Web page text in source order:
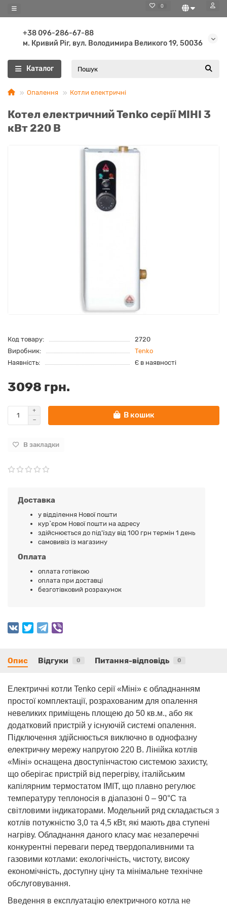
0
+38 096-286-67-88
м. Кривий Ріг, вул. Володимира Великого 19, 50036
Каталог
Опалення Котли електричні
Котел електричний Tenko серії МІНІ 3
кВт 220 В
Код товару:
2720
Виробник:
Tenko
Наявність:
Є в наявності
3098 грн.
В кошик
В закладки
Доставка
у відділення Нової пошти
кур`єром Нової пошти на адресу
здійснюється до під'їзду від 100 грн термін 1 день
самовивіз із магазину
Оплата
оплата готівкою
оплата при доставці
безготівковий розрахунок
Опис Відгуки 0 Питання-відповідь 0
Електричні котли Tenko серії «Міні» є обладнанням
простої комплектації, розрахованим для опалення
невеликих приміщень площею до 50 кв.м., або як
додатковий пристрій у існуючій системі опалення.
Підключення здійснюється виключно в однофазну
електричну мережу напругою 220 В. Лінійка котлів
«Міні» оснащена двоступінчастою системою захисту,
що оберігає пристрій від перегріву, італійським
капілярним термостатом IMIT, що плавно регулює
температуру теплоносія в діапазоні 0 – 90°С та
світловими індикаторами. Модельний ряд складається з
котлів потужністю 3,0 та 4,5 кВт, які мають два ступені
нагріву. Обладнання даного класу має незаперечні
конкурентні переваги перед твердопаливними та
газовими котлами: екологічність, чистоту, високу
економічність, доступну ціну та мінімальне технічне
обслуговування.
Введення в експлуатацію електричного котла не